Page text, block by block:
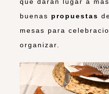
buenas propuestas
mesas para
organizar.